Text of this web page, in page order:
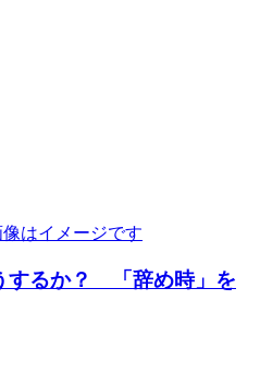
するか？ 「辞め時」を